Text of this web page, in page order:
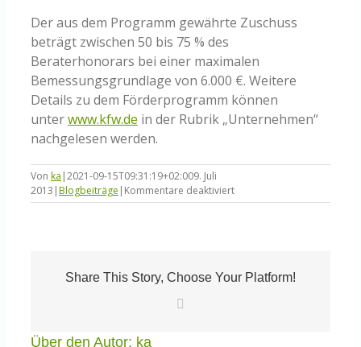
Der aus dem Programm gewährte Zuschuss
beträgt zwischen 50 bis 75 % des
Beraterhonorars bei einer maximalen
Bemessungsgrundlage von 6.000 €. Weitere
Details zu dem Förderprogramm können
unterwww.kfw.de in der Rubrik „Unternehmen“
nachgelesen werden.
Von ka |2021-09-15T09:31:19+02:009. Juli
2013 |Blogbeiträge | Kommentare deaktiviertfür
90%-
läuft
Share This Story, Choose Your Platform!
Über den Autor: ka